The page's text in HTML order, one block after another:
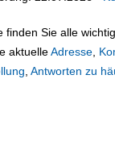
finden Sie alle
aktuelleAdresse
Antworten zu